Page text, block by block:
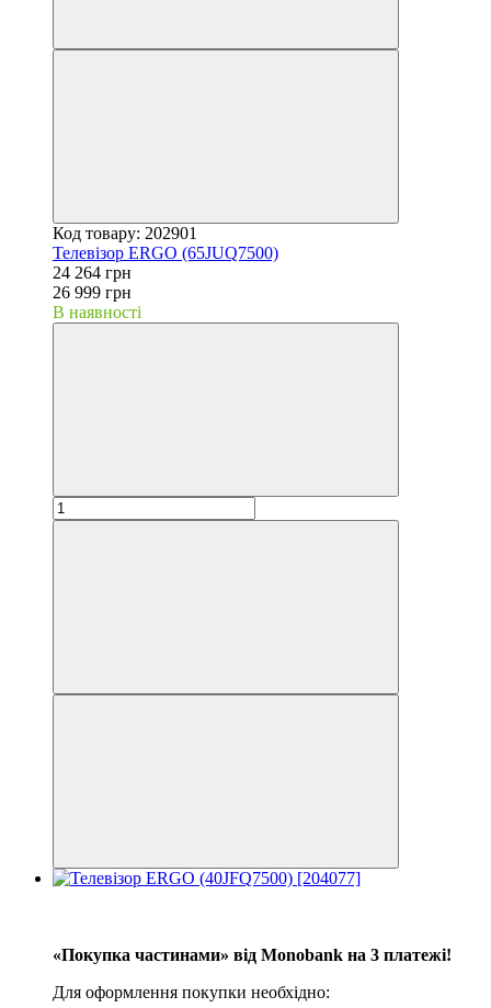
Код товару: 202901
Телевізор ERGO (65JUQ7500)
24 264 грн
26 999 грн
В наявності
«Покупка частинами» від Monobank на 3 платежі!
Для оформлення покупки необхідно: